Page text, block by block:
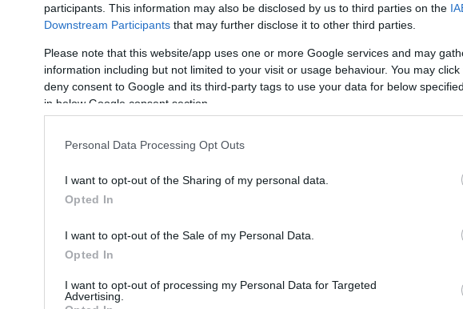
participants. This information may also be disclosed by us to third parties on the
Downstream Participants that may further disclose it to other third parties.
Please note that this website/app uses one or more Google services and may
information including but not limited to your visit or usage behaviour. You may
deny consent to Google and its third-party tags to use your data for below
in below Google consent section.
Personal Data Processing Opt Outs
I want to opt-out of the Sharing of my personal data.
Opted In
I want to opt-out of the Sale of my Personal Data.
Opted In
I want to opt-out of processing my Personal Data for Targeted
Advertising.
szerint az
a nagyon magas